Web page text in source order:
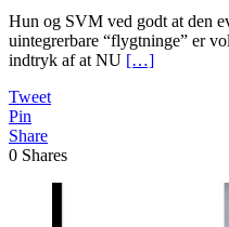
Hun og SVM ved godt at den
uintegrerbare “flygtninge” er
indtryk af at NU […]
Tweet
Pin
Share
0 Shares